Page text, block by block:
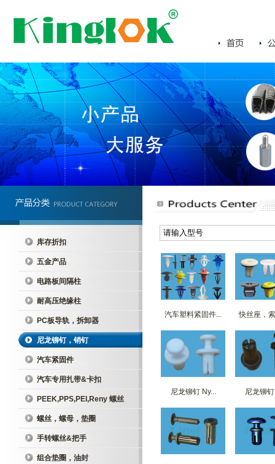
库存折扣
五金产品
电路板间隔柱
耐高压绝缘柱
PC板导轨，拆卸器
尼龙铆钉，销钉
汽车紧固件
汽车专用扎带&卡扣
PEEK,PPS,PEI,Reny 螺丝
螺丝，螺母，垫圈
手转螺丝&把手
组合垫圈，油封
汽车塑料紧固件... 快丝座，
尼龙铆钉 Ny... 尼龙铆